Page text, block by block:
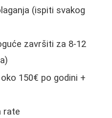
(ispiti svakog
završiti za 8-12
150€ po godini +
rate